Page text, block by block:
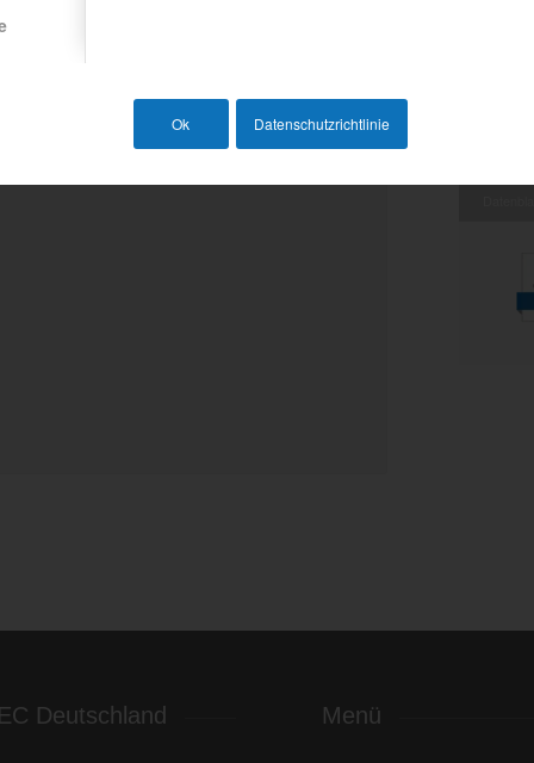
Ok Datenschutzrichtlinie
befestigt werden
Kantenklemme
schnellen Installation bis zu
Dachfläche und gehört zu
Deutschland Menü